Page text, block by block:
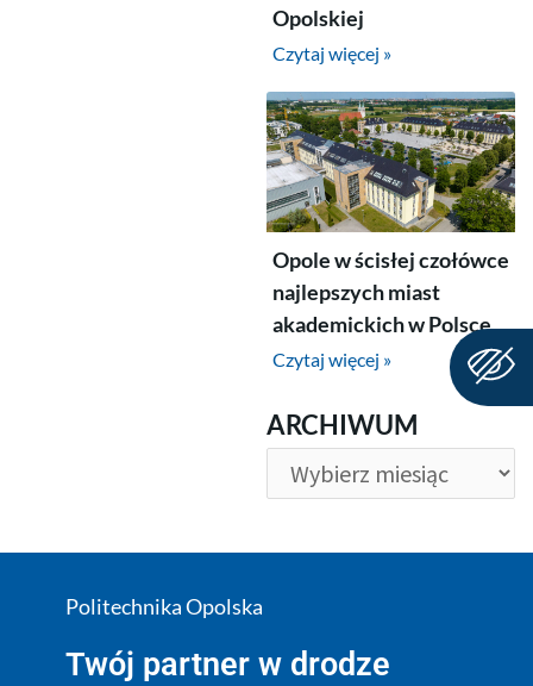
Opolskiej
Czytaj więcej »
Opole w ścisłej czołówce
najlepszych miast
akademickich w Polsce
Czytaj więcej »
ARCHIWUM
ARCHIWUM
Politechnika Opolska
Twój partner w drodze